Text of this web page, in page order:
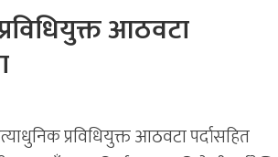
आठवटा
प्रविधियुक्त आठवटा पर्दासहित